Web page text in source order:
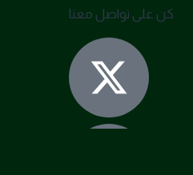
كن على تواصل معنا